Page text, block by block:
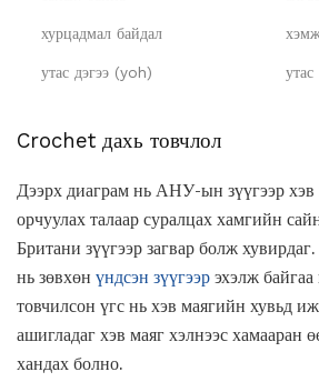
хурцадмал байдал
утас дэгээ (yoh)
Crochet дахь товчлол
Дээрх диаграм нь АНУ-ын зүүгээр хэв
орчуулах талаар суралцах хамгийн
Британи зүүгээр загвар болж
нь зөвхөн үндсэн зүүгээр эхэлж
товчилсон үгс нь хэв маягийн хувьд
ашигладаг хэв маяг хэлнээс хамааран
хандах болно.